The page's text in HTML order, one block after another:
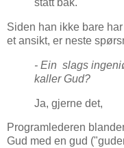
stått bak.
Siden han ikke bare
et ansikt, er neste
- Ein slags
kaller Gud?
Ja, gjerne det,
Programlederen
Gud med en gud